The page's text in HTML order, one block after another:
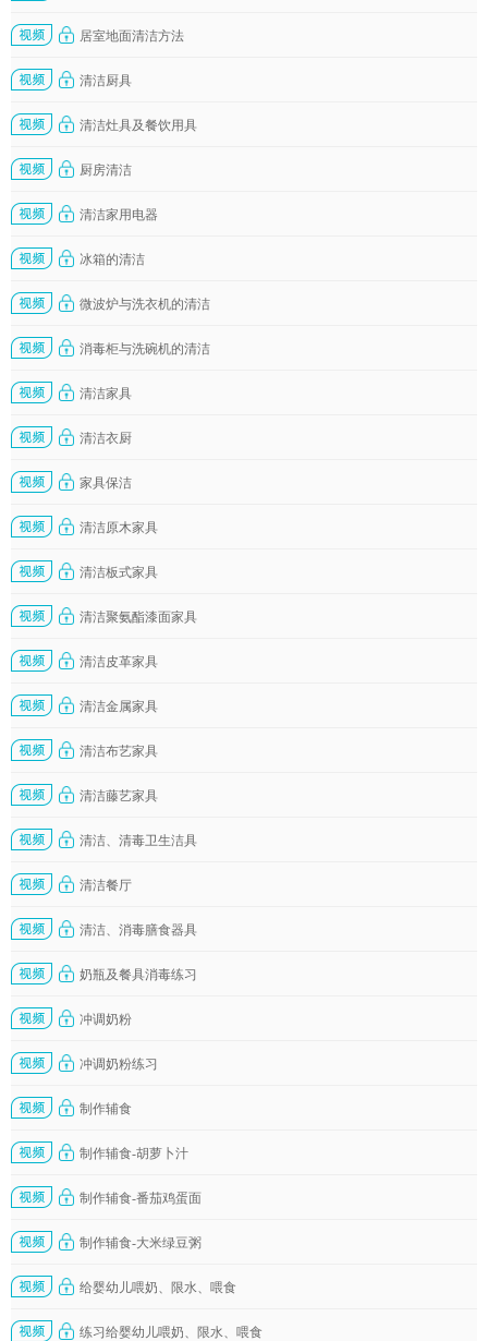
居室地面清洁方法
清洁厨具
清洁灶具及餐饮用具
厨房清洁
清洁家用电器
冰箱的清洁
微波炉与洗衣机的清洁
消毒柜与洗碗机的清洁
清洁家具
清洁衣厨
家具保洁
清洁原木家具
清洁板式家具
清洁聚氨酯漆面家具
清洁皮革家具
清洁金属家具
清洁布艺家具
清洁藤艺家具
清洁、清毒卫生洁具
清洁餐厅
清洁、消毒膳食器具
奶瓶及餐具消毒练习
冲调奶粉
冲调奶粉练习
制作辅食
制作辅食-胡萝卜汁
制作辅食-番茄鸡蛋面
制作辅食-大米绿豆粥
给婴幼儿喂奶、限水、喂食
练习给婴幼儿喂奶、限水、喂食